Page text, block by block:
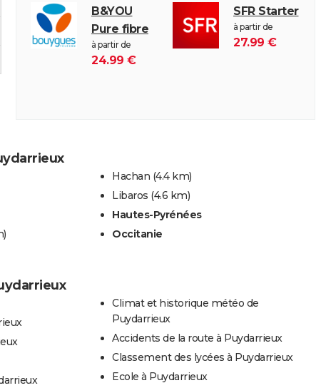
B&YOU
Pure fibre
à partir de
24.99 €
SFR Starter
à partir de
27.99 €
Hachan (4.4 km)
Libaros (4.6 km)
Hautes-Pyrénées
Occitanie
Climat et historique météo de
Puydarrieux
Accidents de la route à Puydarrieux
Classement des lycées à Puydarrieux
Ecole à Puydarrieux